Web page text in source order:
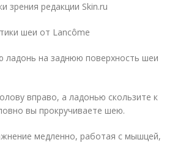
зрения редакции Skin.ru
шеи от Lancôme
ладонь на заднюю поверхность шеи
вправо, а ладонью скользите к
вы прокручиваете шею.
медленно, работая с мышцей,